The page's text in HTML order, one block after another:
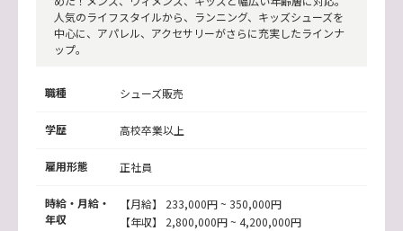
人気のライフスタイルから、ランニング、キッズシューズを
中心に、アパレル、アクセサリーがさらに充実したラインナ
ップ。
職種 シューズ販売
学歴 高校卒業以上
雇用形態 正社員
時給・月給・
年収
【月給】 233,000円 ~ 350,000円
【年収】 2,800,000円 ~ 4,200,000円